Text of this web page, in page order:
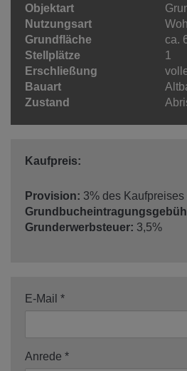
Objektart
Nutzungsart
Grundfläche
ca.
Stellplätze
1
Erschließung
Bauart
Zustand
Kaufpreis:
Provision: 3% des
Grunderwerbsteuer: 3,5%
E-Mail
Anrede